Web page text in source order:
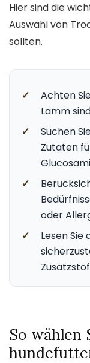
Hier sind die
Auswahl von
sollten.
✓
Achten
Lamm
✓
Suchen
Zutaten
✓
oder
✓
Lesen
So wählen